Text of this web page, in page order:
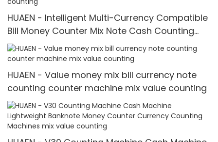
HUAEN - Intelligent Multi-Currency Compatible
Bill Money Counter Mix Note Cash Counting
Machine mix value counting
HUAEN - Value money mix bill currency note
counting counter machine mix value counting